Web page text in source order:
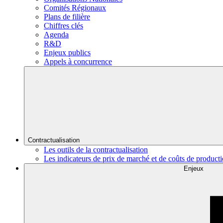
Comités Régionaux
Plans de filière
Chiffres clés
Agenda
R&D
Enjeux publics
Appels à concurrence
Contractualisation
Les outils de la contractualisation
Les indicateurs de prix de marché et de coûts de
Enjeux